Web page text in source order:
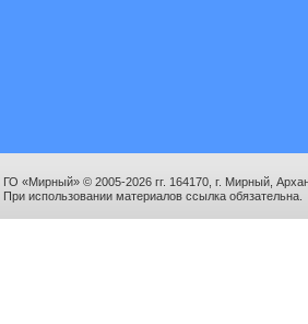
ГО «Мирный» © 2005-2026 гг. 164170, г. Мирный,
При использовании материалов ссылка обязательна.